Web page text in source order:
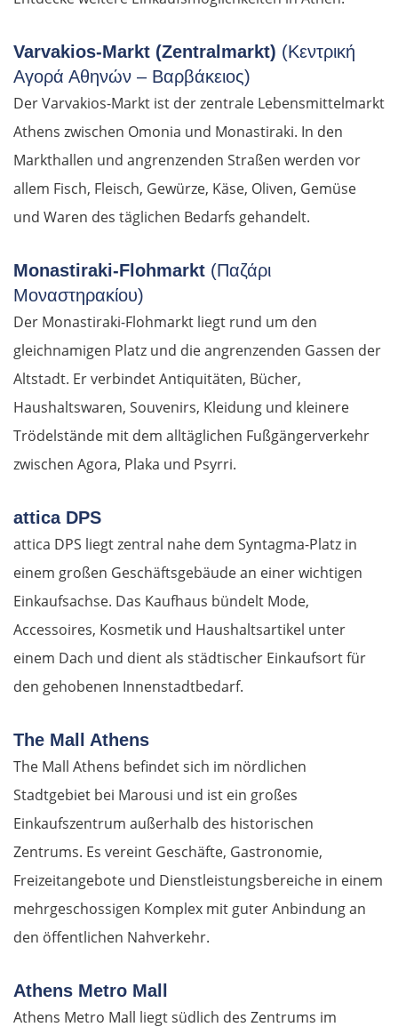
Varvakios-Markt (Zentralmarkt) (Κεντρική
Αγορά Αθηνών – Βαρβάκειος)
Der Varvakios-Markt ist der zentrale Lebensmittelmarkt
Athens zwischen Omonia und Monastiraki. In den
Markthallen und angrenzenden Straßen werden vor
allem Fisch, Fleisch, Gewürze, Käse, Oliven, Gemüse
und Waren des täglichen Bedarfs gehandelt.
Monastiraki-Flohmarkt (Παζάρι
Μοναστηρακίου)
Der Monastiraki-Flohmarkt liegt rund um den
gleichnamigen Platz und die angrenzenden Gassen der
Altstadt. Er verbindet Antiquitäten, Bücher,
Haushaltswaren, Souvenirs, Kleidung und kleinere
Trödelstände mit dem alltäglichen Fußgängerverkehr
zwischen Agora, Plaka und Psyrri.
attica DPS
attica DPS liegt zentral nahe dem Syntagma-Platz in
einem großen Geschäftsgebäude an einer wichtigen
Einkaufsachse. Das Kaufhaus bündelt Mode,
Accessoires, Kosmetik und Haushaltsartikel unter
einem Dach und dient als städtischer Einkaufsort für
den gehobenen Innenstadtbedarf.
The Mall Athens
The Mall Athens befindet sich im nördlichen
Stadtgebiet bei Marousi und ist ein großes
Einkaufszentrum außerhalb des historischen
Zentrums. Es vereint Geschäfte, Gastronomie,
Freizeitangebote und Dienstleistungsbereiche in einem
mehrgeschossigen Komplex mit guter Anbindung an
den öffentlichen Nahverkehr.
Athens Metro Mall
Athens Metro Mall liegt südlich des Zentrums im